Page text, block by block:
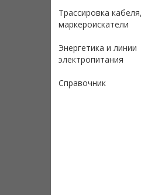
Трассировка кабеля,
маркероискатели
Энергетика и линии
электропитания
Справочник